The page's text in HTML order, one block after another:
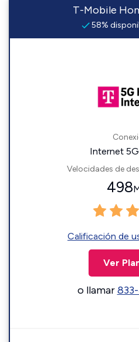
T-Mobile
58%
Internet
Velocidades de
498
Calificación de
Ver
o llamar